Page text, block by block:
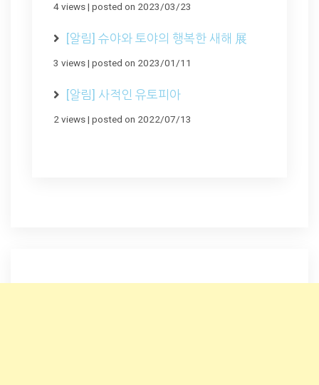
4 views| posted on 2023/03/23
[알림] 슈야와 토야의 행복한 새해 展
3 views| posted on 2023/01/11
[알림] 사적인 유토피아
2 views| posted on 2022/07/13